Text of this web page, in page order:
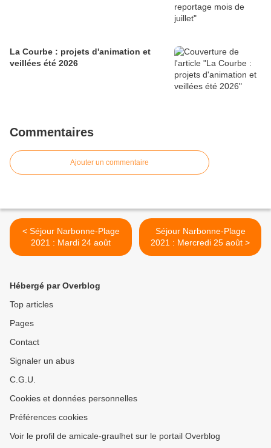
La Courbe : projets d'animation et
veillées été 2026
Commentaires
Ajouter un commentaire
< Séjour Narbonne-Plage
2021 : Mardi 24 août
Séjour Narbonne-Plage
2021 : Mercredi 25 août >
Hébergé par Overblog
Top articles
Pages
Contact
Signaler un abus
C.G.U.
Cookies et données personnelles
Préférences cookies
Voir le profil de amicale-graulhet sur le portail Overblog